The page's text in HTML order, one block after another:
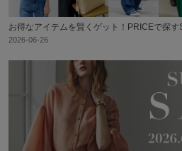
お得なアイテムを賢くゲット！PRICEで探す
2026-06-26